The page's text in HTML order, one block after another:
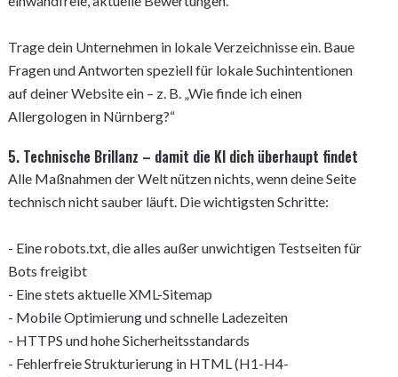
Trage dein Unternehmen in lokale Verzeichnisse ein. Baue
Fragen und Antworten speziell für lokale Suchintentionen
auf deiner Website ein – z. B. „Wie finde ich einen
Allergologen in Nürnberg?“
5. Technische Brillanz – damit die KI dich überhaupt findet
Alle Maßnahmen der Welt nützen nichts, wenn deine Seite
technisch nicht sauber läuft. Die wichtigsten Schritte:
- Eine robots.txt, die alles außer unwichtigen Testseiten für
Bots freigibt
- Eine stets aktuelle XML-Sitemap
- Mobile Optimierung und schnelle Ladezeiten
- HTTPS und hohe Sicherheitsstandards
- Fehlerfreie Strukturierung in HTML (H1-H4-